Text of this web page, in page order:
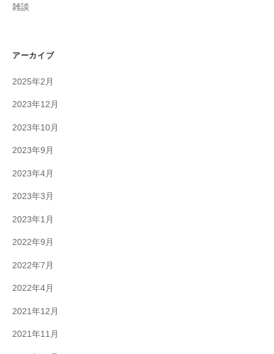
雑談
アーカイブ
2025年2月
2023年12月
2023年10月
2023年9月
2023年4月
2023年3月
2023年1月
2022年9月
2022年7月
2022年4月
2021年12月
2021年11月